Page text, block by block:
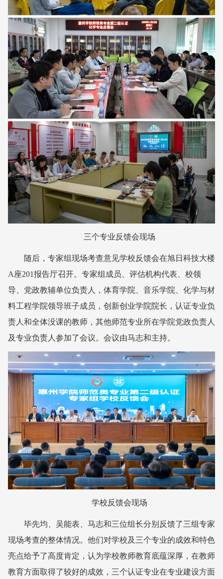
三个专业反馈会现场
随后，专家组现场考查意见学校反馈会在旭日科技大楼
A座201报告厅召开。专家组成员、评估机构代表、校领
导、党政教辅单位负责人，体育学院、音乐学院、化学与材
料工程学院领导班子成员，创新创业学院院长，认证专业负
责人和全体没课的教师，其他师范专业所在学院党政负责人
及专业负责人参加了会议。会议由马志和主持。
学校反馈会现场
毕先均、吴能表、马志和三位组长分别反馈了三组专家
现场考查的整体情况。他们对学校及三个专业的成效和特色
亮点给予了高度肯定，认为学校教师教育底蕴深厚，在教师
教育方面取得了较好的成效，三个认证专业在专业建设方面